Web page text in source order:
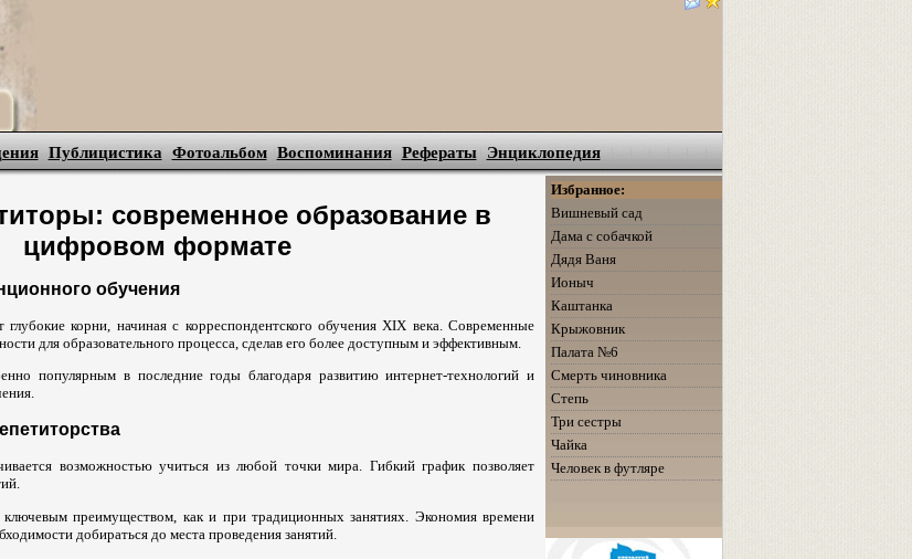
Публицистика Фотоальбом Воспоминания Рефераты Энциклопедия
современное образование в
цифровом формате
обучения
глубокие корни, начиная с корреспондентского обучения XIX века. Современные
для образовательного процесса, сделав его более доступным и эффективным.
популярным в последние годы благодаря развитию интернет-технологий и
возможностью учиться из любой точки мира. Гибкий график позволяет
преимуществом, как и при традиционных занятиях. Экономия времени
добираться до места проведения занятий.
Избранное:
Вишневый сад
Дама с собачкой
Дядя Ваня
Ионыч
Каштанка
Крыжовник
Палата №6
Смерть чиновника
Степь
Три сестры
Чайка
Человек в футляре